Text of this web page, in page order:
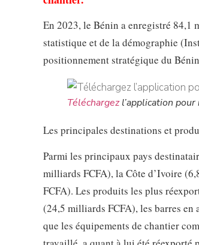
En 2023, le Bénin a enregistré 84,1
statistique et de la démographie
positionnement stratégique du
Téléchargezl’application pour
Les principales destinations et
Parmi les principaux pays
milliards FCFA), la Côte d’Ivoire
FCFA). Les produits les plus
(24,5 milliards FCFA), les barres
que les équipements de chantier